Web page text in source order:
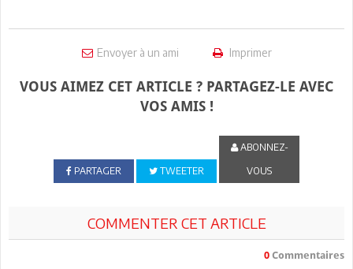
Envoyer à un ami Imprimer
VOUS AIMEZ CET ARTICLE ? PARTAGEZ-LE AVEC
VOS AMIS !
PARTAGER TWEETER
ABONNEZ-
VOUS
COMMENTER CET ARTICLE
0 Commentaires